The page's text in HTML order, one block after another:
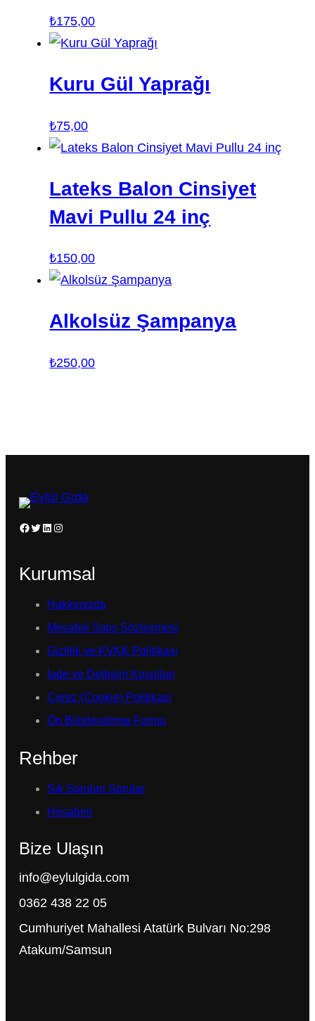
₺175,00
Kuru Gül Yaprağı
₺75,00
Lateks Balon Cinsiyet
Mavi Pullu 24 inç
₺150,00
Alkolsüz Şampanya
₺250,00
Facebook Twitter LinkedIn Instagram
Kurumsal
Hakkımızda
Mesafeli Satış Sözleşmesi
Gizlilik ve KVKK Politikası
İade ve Değişim Koşulları
Çerez (Cookie) Politikası
Ön Bilgilendirme Formu
Rehber
Sık Sorulan Sorular
Hesabım
Bize Ulaşın
info@eylulgida.com
0362 438 22 05
Cumhuriyet Mahallesi Atatürk Bulvarı No:298
Atakum/Samsun